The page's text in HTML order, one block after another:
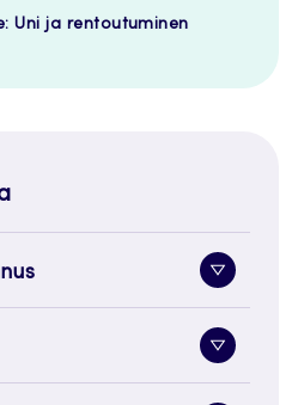
Uni ja rentoutuminen
painike
painike